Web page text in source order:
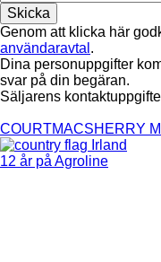
Genom att klicka här
användaravtal .
Dina personuppgifter
svar på din begäran.
Säljarens
COURTMACSHERRY
Irland
12 år på Agroline